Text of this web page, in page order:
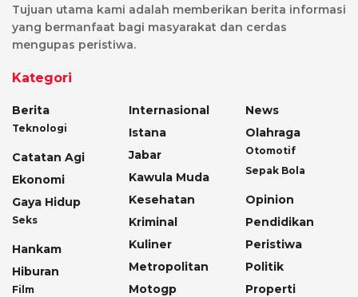
Tujuan utama kami adalah memberikan berita informasi
yang bermanfaat bagi masyarakat dan cerdas
mengupas peristiwa.
Kategori
Berita
Teknologi
Catatan Agi
Ekonomi
Gaya Hidup
Seks
Hankam
Hiburan
Film
Internasional
Istana
Jabar
Kawula Muda
Kesehatan
Kriminal
Kuliner
Metropolitan
Motogp
News
Olahraga
Otomotif
Sepak Bola
Opinion
Pendidikan
Peristiwa
Politik
Properti